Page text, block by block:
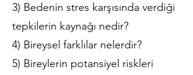
3) Bedenin stres karşısında verdiği
tepkilerin kaynağı nedir?
4) Bireysel farklılar nelerdir?
5) Bireylerin potansiyel riskleri